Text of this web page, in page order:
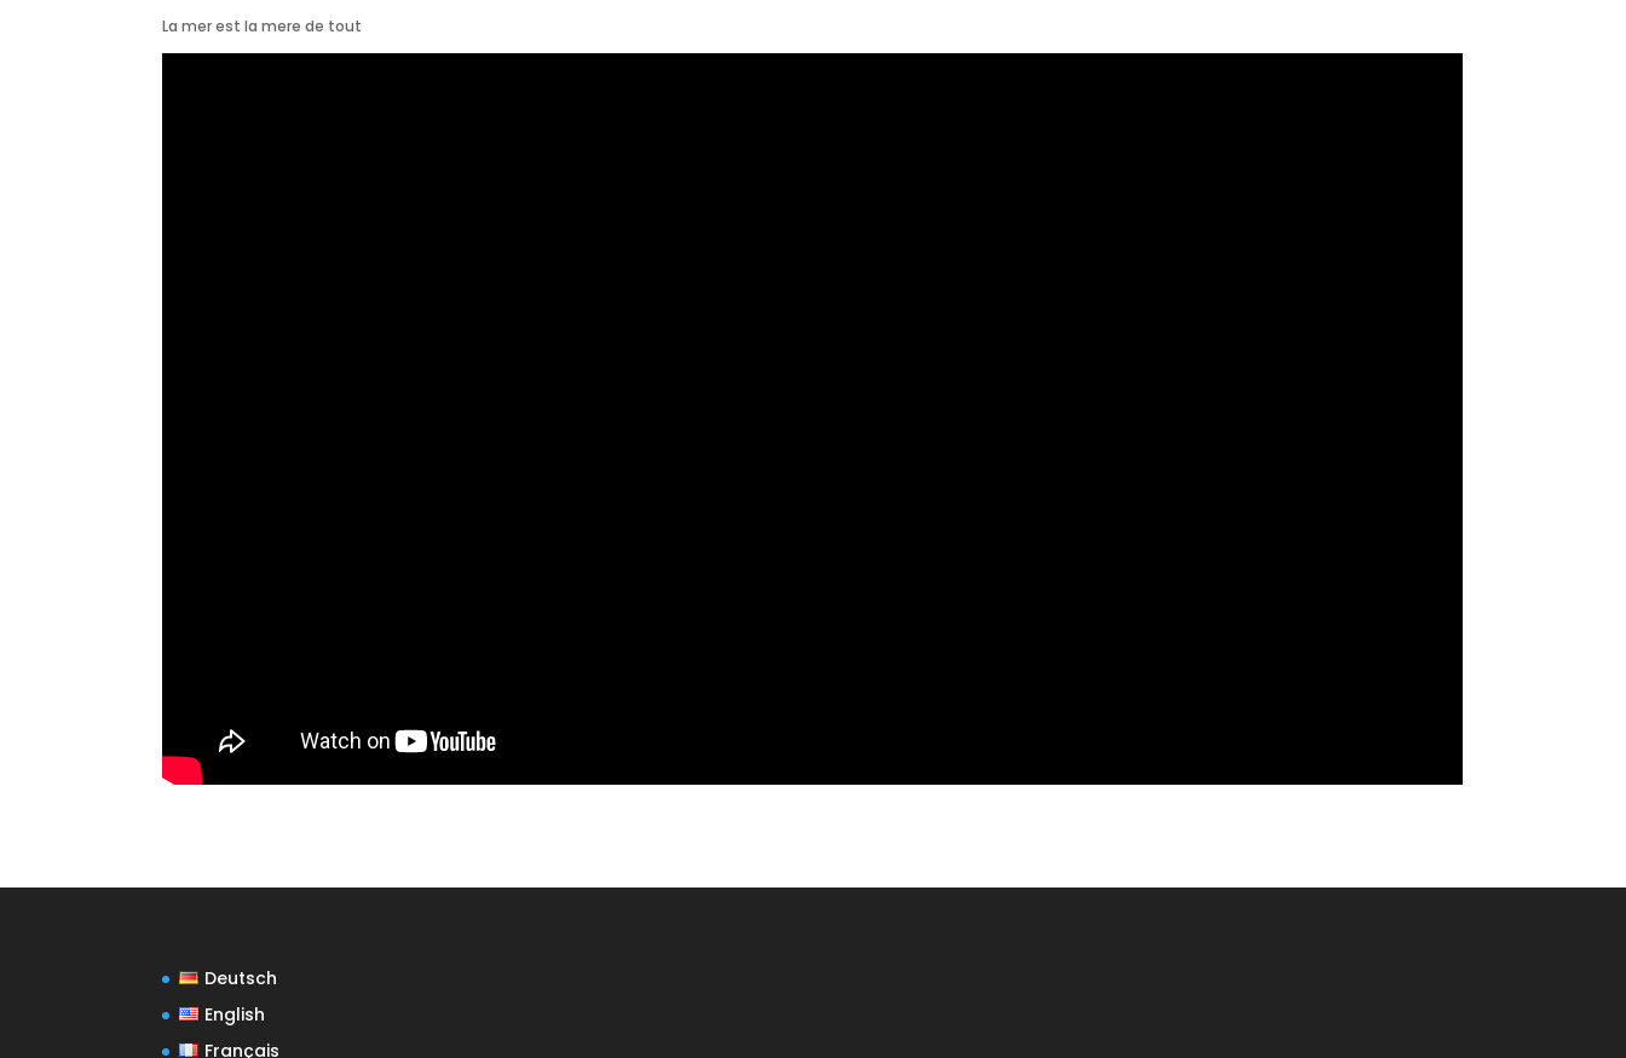
La mer est la mere de tout
Deutsch
English
Français